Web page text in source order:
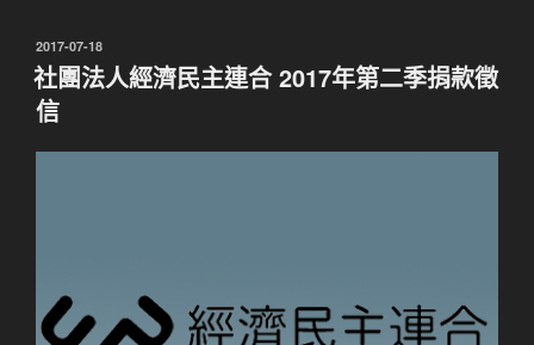
發
佈
於
2017-07-18
社團法人經濟民主連合 2017年第二季捐款徵
信